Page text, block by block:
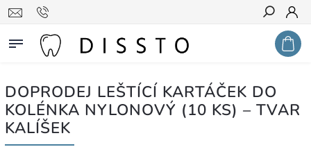
Hledat
DOPRODEJ LEŠTÍCÍ KARTÁČEK DO
KOLÉNKA NYLONOVÝ (10 KS) – TVAR
KALÍŠEK